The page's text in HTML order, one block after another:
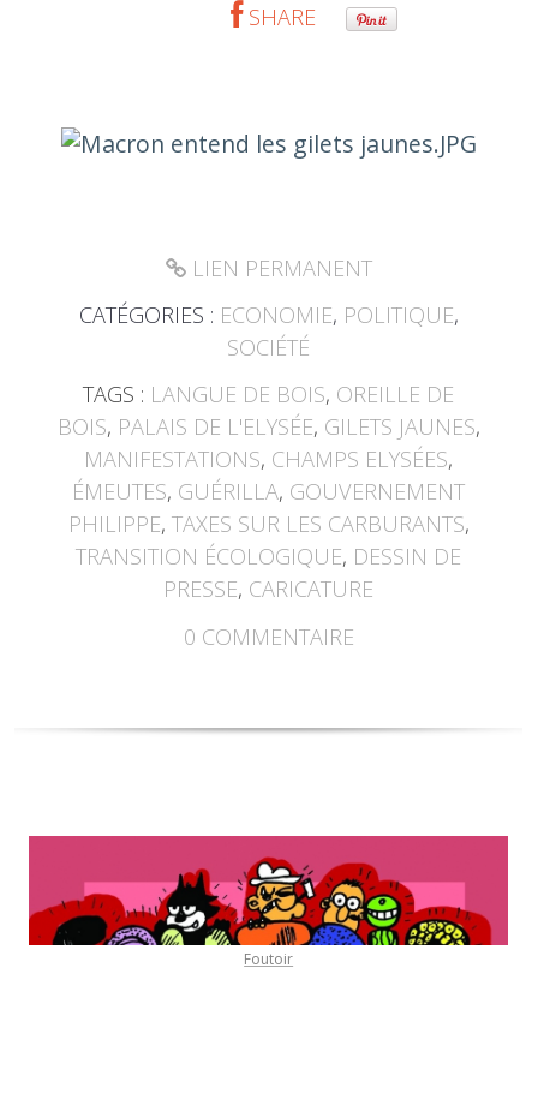
SHARE
LIEN PERMANENT
CATÉGORIES : ECONOMIE, POLITIQUE,
SOCIÉTÉ
TAGS : LANGUE DE BOIS, OREILLE DE
BOIS, PALAIS DE L'ELYSÉE, GILETS JAUNES,
MANIFESTATIONS, CHAMPS ELYSÉES,
ÉMEUTES, GUÉRILLA, GOUVERNEMENT
PHILIPPE, TAXES SUR LES CARBURANTS,
TRANSITION ÉCOLOGIQUE, DESSIN DE
PRESSE, CARICATURE
0 COMMENTAIRE
Foutoir